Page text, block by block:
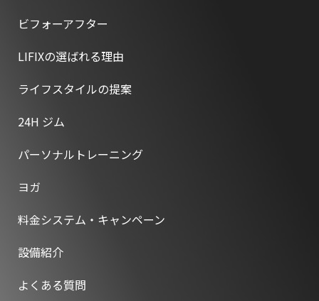
ビフォーアフター
LIFIXの選ばれる理由
ライフスタイルの提案
24H ジム
パーソナルトレーニング
ヨガ
料金システム・キャンペーン
設備紹介
よくある質問